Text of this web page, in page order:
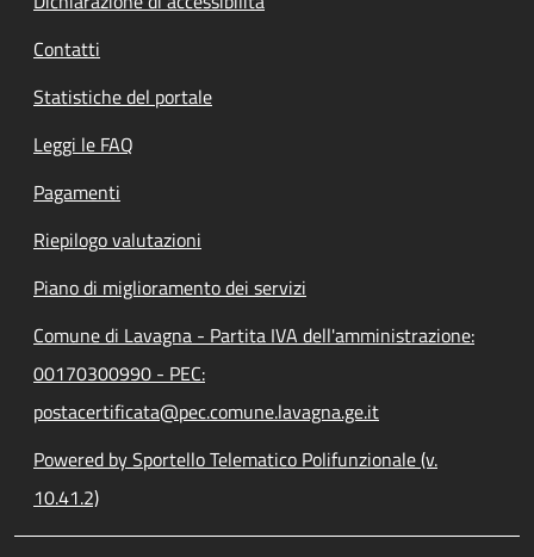
Contatti
Statistiche del portale
Leggi le FAQ
Pagamenti
Riepilogo valutazioni
Piano di miglioramento dei servizi
Comune di Lavagna - Partita IVA dell'amministrazione:
00170300990 - PEC:
postacertificata@pec.comune.lavagna.ge.it
Powered by Sportello Telematico Polifunzionale (v.
10.41.2)